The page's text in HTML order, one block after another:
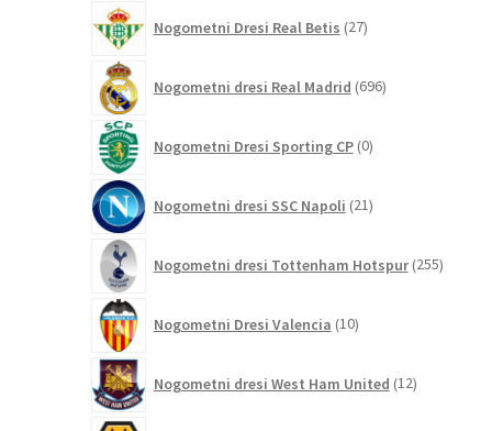
Nogometni Dresi Real Betis 27izdelkov
Nogometni dresi Real Madrid 696izdelkov
Nogometni Dresi Sporting CP 0izdelkov
Nogometni dresi SSC Napoli 21izdelkov
Nogometni dresi Tottenham Hotspur 255
Nogometni Dresi Valencia 10izdelkov
Nogometni dresi West Ham United 12izdelkov